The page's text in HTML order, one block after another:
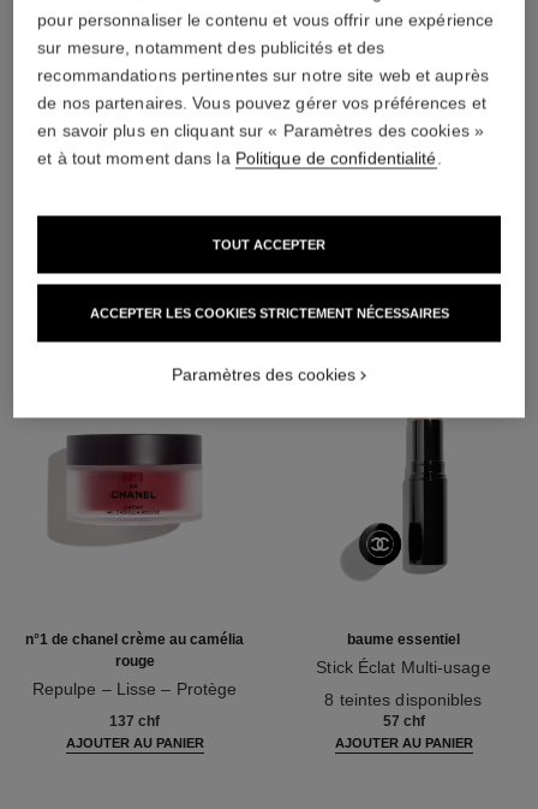
L'ACCORD PARFAIT
n°1 de chanel crème au camélia
rouge
Repulpe – Lisse – Protège
137 chf
AJOUTER AU PANIER
baume essentiel
Stick Éclat Multi-usage
8 teintes disponibles
57 chf
AJOUTER AU PANIER
pour personnaliser le contenu et vous offrir une expérience
sur mesure, notamment des publicités et des
recommandations pertinentes sur notre site web et auprès
de nos partenaires. Vous pouvez gérer vos préférences et
en savoir plus en cliquant sur « Paramètres des cookies »
et à tout moment dans la Politique de confidentialité.
ACCEPTER LES COOKIES STRICTEMENT NÉCESSAIRES
TOUT ACCEPTER
Paramètres des cookies